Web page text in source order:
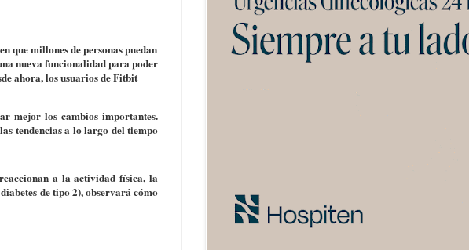
que millones de personas puedan
nueva funcionalidad para poder
ahora, los usuarios de Fitbit
mejor los cambios importantes.
tendencias a lo largo del tiempo
a la actividad física, la
de tipo 2), observará cómo